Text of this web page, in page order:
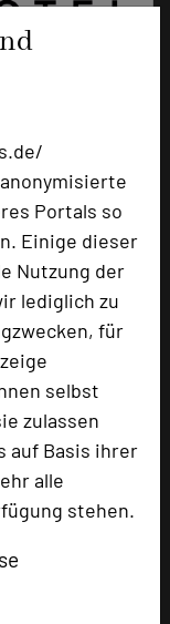
Portals so
Einige dieser
Nutzung der
lediglich zu
für
selbst
zulassen
auf Basis ihrer
alle
stehen.